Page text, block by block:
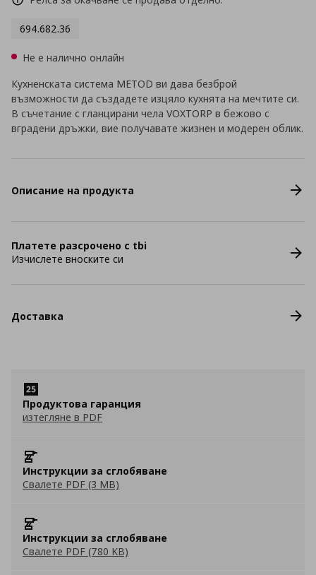
694.682.36
Не е налично онлайн
Кухненската система METOD ви дава безброй
възможности да създадете изцяло кухнята на мечтите си.
В съчетание с гланцирани чела VOXTORP в бежово с
вградени дръжки, вие получавате жизнен и модерен облик.
Описание на продукта
Платете разсрочено с tbi
Изчислете вноските си
Доставка
Продуктова гаранция
изтегляне в PDF
Инструкции за сглобяване
Свалете PDF (3 MB)
Инструкции за сглобяване
Свалете PDF (780 KB)